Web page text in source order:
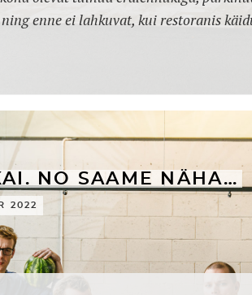
enne ei lahkuvat, kui restoranis
NO SAAME NÄHA…
2022